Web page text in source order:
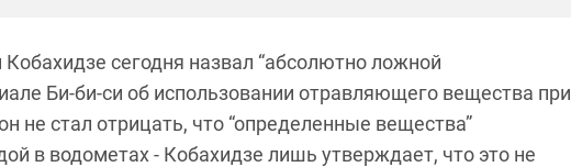
сегодня назвал “абсолютно ложной
Би-би-си об использовании отравляющего вещества при
не стал отрицать, что “определенные вещества”
в водометах - Кобахидзе лишь утверждает, что это не